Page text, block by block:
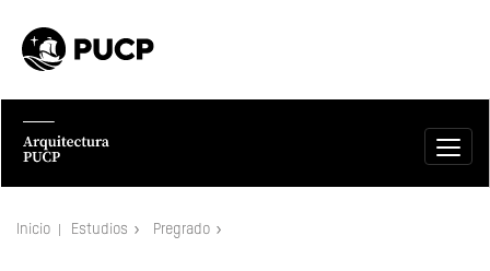
Inicio Estudios Pregrado